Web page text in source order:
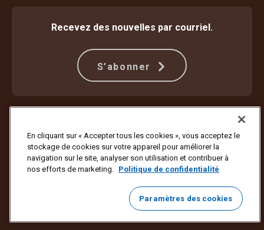
Recevez des nouvelles par courriel.
S’abonner
Paramètres des témoins
Plan d’accessibilité et rapport d’étape
Copyright ©1994 – 2026 United Parcel Service of America, Inc. Tous
droits réservés. Vous ne voulez plus recevoir de mises à jour par
Se désabonner ici
pour mettre à jour vos préférences ou pour ne plus
recevoir de courriels marketing de la part d’UPS.
En cliquant sur « Accepter tous les cookies », vous acceptez le
stockage de cookies sur votre appareil pour améliorer la
navigation sur le site, analyser son utilisation et contribuer à
nos efforts de marketing. Politique de confidentialité
Paramètres des cookies